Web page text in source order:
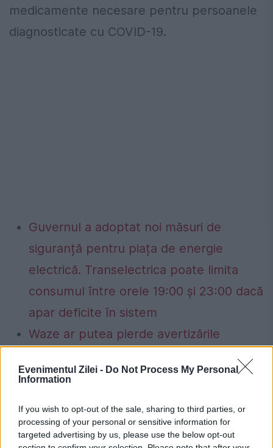
Evenimentul Zilei - Do Not Process My Personal
Information
If you wish to opt-out of the sale, sharing to third parties, or
processing of your personal or sensitive information for
targeted advertising by us, please use the below opt-out
medicamente necesare pentru persoanele
diagnosticate cu COVID-19.
Guvernul a adoptat noi măsuri de
siguranță pentru piața de energie
electrică. Transelectrica poate limita
consumul între orele 19:00 și 23:00 dacă
apar deficite în sistem
Waze ar putea pierde avertizările
UE vor decide dacă impun interdicția